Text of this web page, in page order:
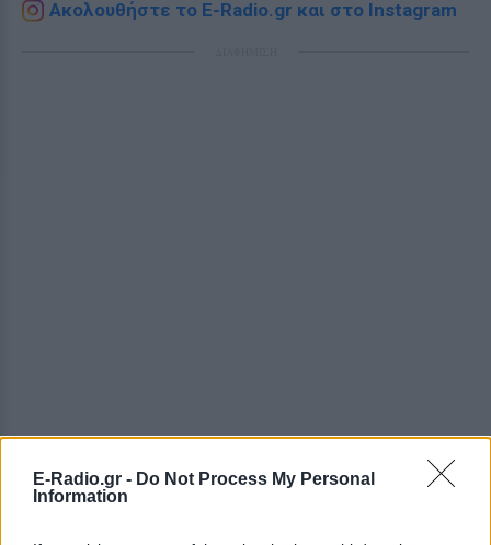
E-Radio.gr - Do Not Process My Personal
Information
Ακολουθήστε το E-Radio.gr και στο Instagram